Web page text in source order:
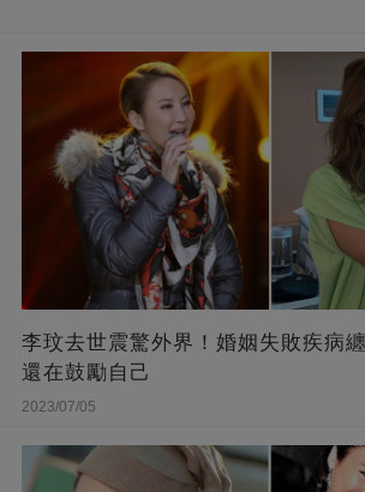
李玟去世震驚外界！婚姻失敗疾病
還在鼓勵自己
2023/07/05